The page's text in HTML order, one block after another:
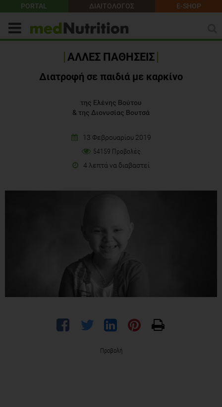
PORTAL ΔΙΑΙΤΟΛΟΓΟΣ E-SHOP
ΑΛΛΕΣ ΠΑΘΗΣΕΙΣ
Διατροφή σε παιδιά με καρκίνο
της Ελένης Βούτου
& της Διονυσίας Βουτσά
13 Φεβρουαρίου 2019
54159 Προβολές
4 λεπτά να διαβαστεί
Προβολή